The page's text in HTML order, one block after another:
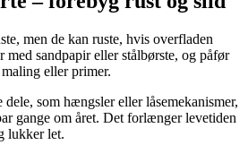
men de kan ruste, hvis overfladen
med sandpapir eller stålbørste, og påfør
eller primer.
som hængsler eller låsemekanismer,
gange om året. Det forlænger levetiden
lukker let.